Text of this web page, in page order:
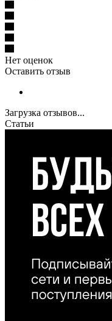
Нет оценок
Оставить отзыв
Загрузка отзывов...
Статьи